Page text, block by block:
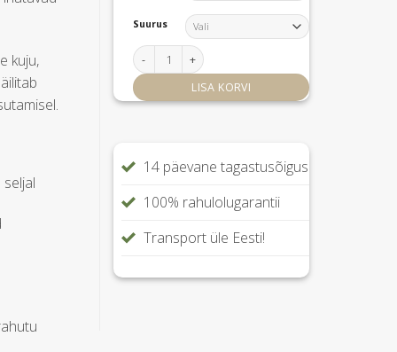
kuju,
Suurus
Kattemadrats Memory kogus
LISA KORVI
14 päevane tagastusõigus
100% rahulolugarantii
Transport üle Eesti!